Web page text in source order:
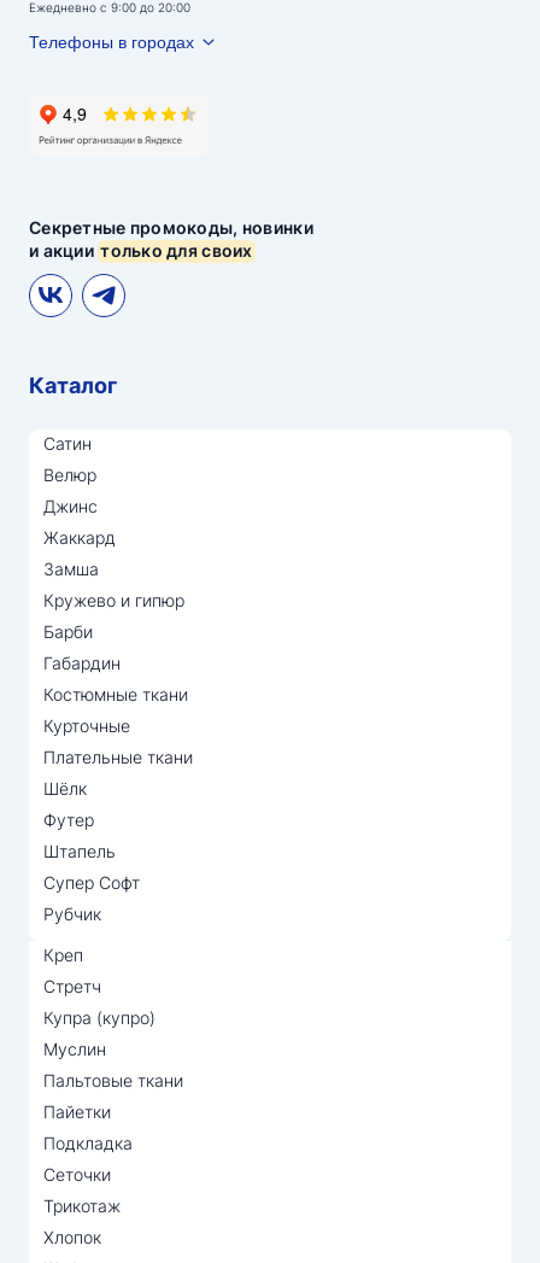
Секретные промокоды, новинки
и акциитолько для своих
Ежедневно с 9:00 до 20:00
Телефоны в городах
Каталог
Сатин
Велюр
Джинс
Жаккард
Замша
Кружево и гипюр
Барби
Габардин
Костюмные ткани
Курточные
Плательные ткани
Шёлк
Футер
Штапель
Супер Софт
Рубчик
Креп
Стретч
Купра (купро)
Муслин
Пальтовые ткани
Пайетки
Подкладка
Сеточки
Трикотаж
Хлопок